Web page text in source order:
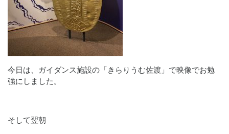
今日は、ガイダンス施設の「きらりうむ佐渡」で映像でお勉
強にしました。
そして翌朝